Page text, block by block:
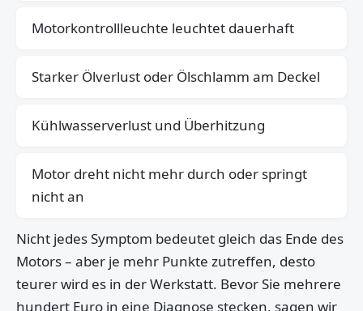
Motorkontrollleuchte leuchtet dauerhaft
Starker Ölverlust oder Ölschlamm am Deckel
Kühlwasserverlust und Überhitzung
Motor dreht nicht mehr durch oder springt
nicht an
Nicht jedes Symptom bedeutet gleich das Ende des
Motors – aber je mehr Punkte zutreffen, desto
teurer wird es in der Werkstatt. Bevor Sie mehrere
hundert Euro in eine Diagnose stecken, sagen wir